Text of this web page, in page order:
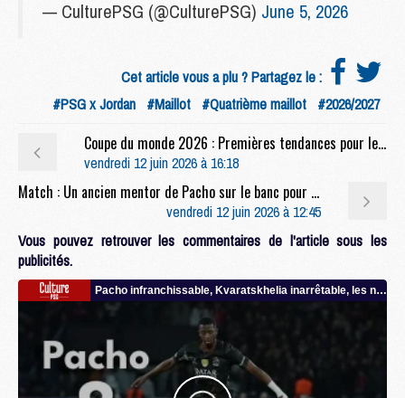
— CulturePSG (@CulturePSG) June 5, 2026
Cet article vous a plu ? Partagez le :
#PSG x Jordan #Maillot #Quatrième maillot #2026/2027
Coupe du monde 2026 : Premières tendances pour les compositions de Brésil/Maroc
vendredi 12 juin 2026 à 16:18
Match : Un ancien mentor de Pacho sur le banc pour Lens/PSG
vendredi 12 juin 2026 à 12:45
Vous pouvez retrouver les commentaires de l'article sous les
publicités.